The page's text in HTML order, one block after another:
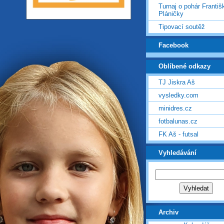
Turnaj o pohár
Pláničky
Tipovací soutěž
Facebook
Oblíbené odkazy
TJ Jiskra Aš
vysledky.com
minidres.cz
fotbalunas.cz
FK Aš - futsal
Vyhledávání
Archiv